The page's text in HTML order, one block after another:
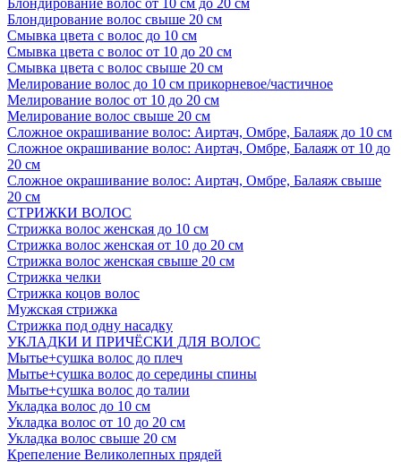
Блондирование волос от 10 см до 20 см
Блондирование волос свыше 20 см
Смывка цвета с волос до 10 см
Смывка цвета с волос от 10 до 20 см
Смывка цвета с волос свыше 20 см
Мелирование волос до 10 см прикорневое/частичное
Мелирование волос от 10 до 20 см
Мелирование волос свыше 20 см
Сложное окрашивание волос: Аиртач, Омбре, Балаяж до 10 см
Сложное окрашивание волос: Аиртач, Омбре, Балаяж от 10 до
20 см
Сложное окрашивание волос: Аиртач, Омбре, Балаяж свыше
20 см
СТРИЖКИ ВОЛОС
Стрижка волос женская до 10 см
Стрижка волос женская от 10 до 20 см
Стрижка волос женская свыше 20 см
Стрижка челки
Стрижка коцов волос
Мужская стрижка
Стрижка под одну насадку
УКЛАДКИ И ПРИЧЁСКИ ДЛЯ ВОЛОС
Мытье+сушка волос до плеч
Мытье+сушка волос до середины спины
Мытье+сушка волос до талии
Укладка волос до 10 см
Укладка волос от 10 до 20 см
Укладка волос свыше 20 см
Крепеление Великолепных прядей